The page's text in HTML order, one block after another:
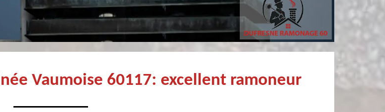
Vaumoise 60117: excellent ramoneur